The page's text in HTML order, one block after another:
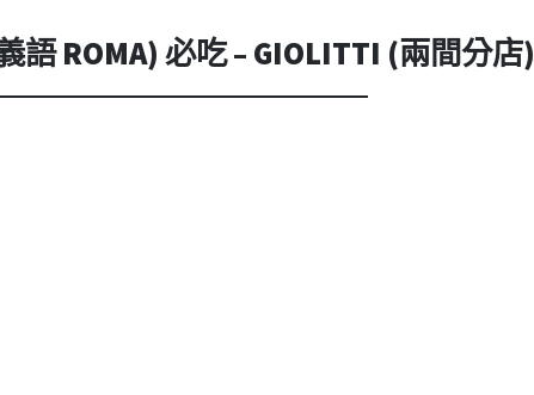
容
語 ROMA) 必吃 – GIOLITTI (兩間分店)